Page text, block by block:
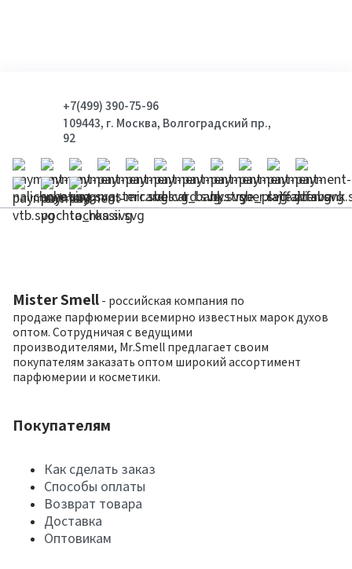
+7(499) 390-75-96
109443, г. Москва, Волгоградский пр.,
92
Mister Smell - российская компания по
продаже парфюмерии всемирно известных марок духов
оптом. Сотрудничая с ведущими
производителями, Mr.Smell предлагает своим
покупателям заказать оптом широкий ассортимент
парфюмерии и косметики.
Покупателям
Как сделать заказ
Способы оплаты
Возврат товара
Доставка
Оптовикам